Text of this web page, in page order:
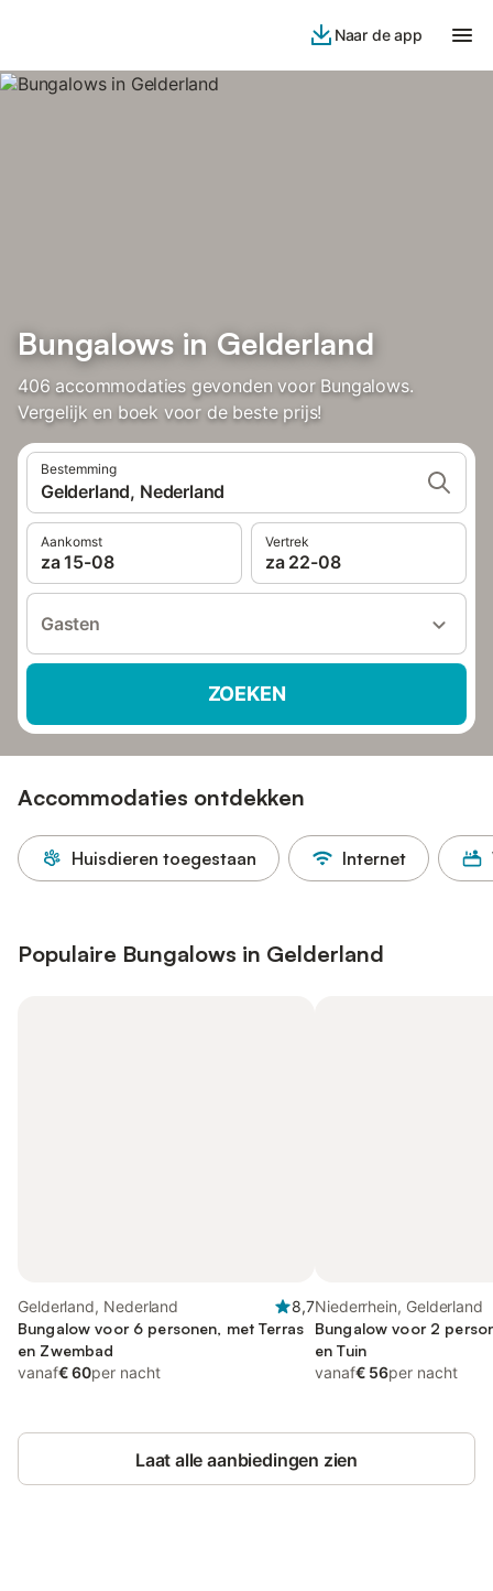
Naar de app
Bungalows in Gelderland
406 accommodaties gevonden voor Bungalows.
Vergelijk en boek voor de beste prijs!
Bestemming
Gelderland, Nederland
Aankomst
za 15-08
Vertrek
za 22-08
Gasten
ZOEKEN
Accommodaties ontdekken
Huisdieren toegestaan Internet
Populaire Bungalows in Gelderland
Gelderland, Nederland
8,7
Bungalow voor 6 personen, met Terras
en Zwembad
vanaf€ 60per nacht
Niederrhein, Gelderland
Bungalow voor 2
en Tuin
vanaf€ 56per nacht
Laat alle aanbiedingen zien